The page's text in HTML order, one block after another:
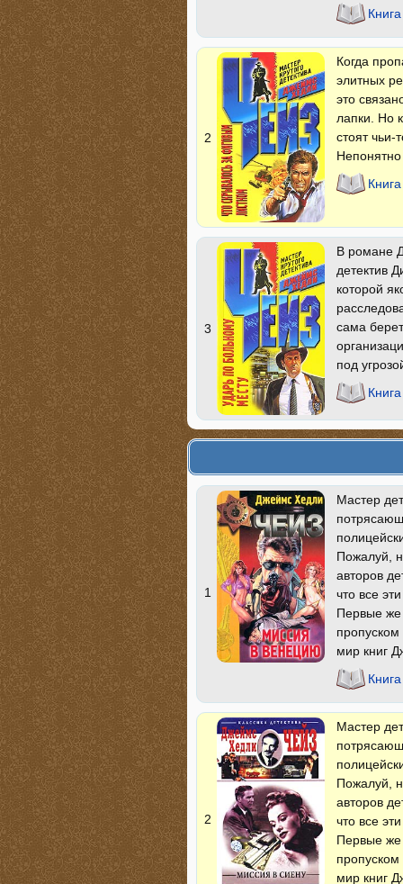
2
Когда
элитных
это
лапки. Но
стоят
Непонятно
3
В романе
детектив
которой
сама
под
1
Мастер
Пожалуй,
авторов
что все
Первые же
мир книг
2
Мастер
Пожалуй,
авторов
что все
Первые же
мир книг